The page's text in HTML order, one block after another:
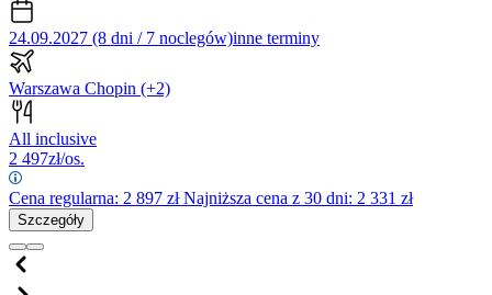
24.09.2027 (8 dni / 7 noclegów)inne terminy
Warszawa Chopin (+2)
All inclusive
2 497zł/os.
Cena regularna: 2 897 złNajniższa cena z 30 dni: 2 331 zł
Szczegóły